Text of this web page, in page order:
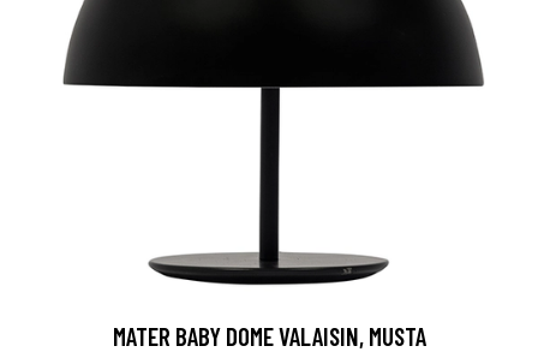
MATER BABY DOME VALAISIN, MUSTA